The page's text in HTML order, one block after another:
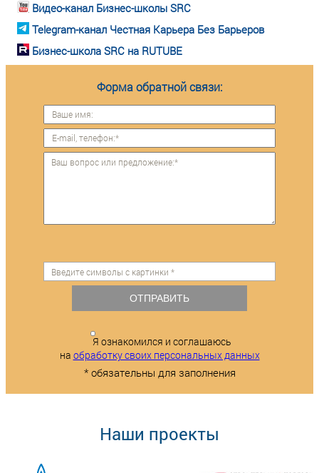
Видео-канал Бизнес-школы SRC
Telegram-канал Честная Карьера Без Барьеров
Бизнес-школа SRC на RUTUBE
Форма обратной связи:
ОТПРАВИТЬ
Я ознакомился и соглашаюсь
на обработку своих персональных данных
* обязательны для заполнения
Наши проекты